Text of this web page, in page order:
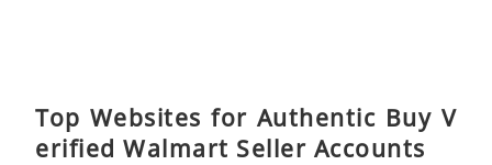
Top Websites for Authentic Buy V
erified Walmart Seller Accounts